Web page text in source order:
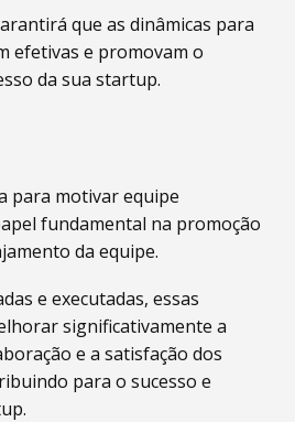
que as dinâmicas para
efetivas e promovam o
da sua startup.
para motivar equipe
fundamental na promoção
da equipe.
e executadas, essas
significativamente a
e a satisfação dos
para o sucesso e